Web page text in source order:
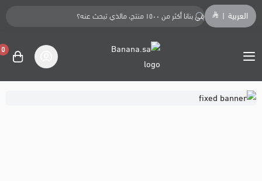
العربية
Banana.sa
0